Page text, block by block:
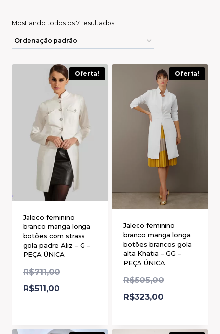
Mostrando todos os 7 resultados
Oferta!
Jaleco feminino
branco manga longa
botões com strass
gola padre Aliz – G –
PEÇA ÚNICA
R$711,00
R$511,00
Oferta!
Jaleco feminino
branco manga longa
botões brancos gola
alta Khatia – GG –
PEÇA ÚNICA
R$505,00
R$323,00